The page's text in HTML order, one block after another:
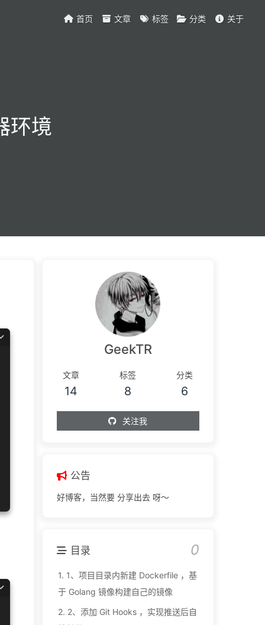
首页 文章 标签 分类 关于
环境
GeekTR
文章
14
标签
8
分类
6
关注我
公告
好博客，当然要 分享出去 呀～
目录 0
1. 1、项目目录内新建 Dockerfile ，基
于 Golang 镜像构建自己的镜像
2. 2、添加 Git Hooks ，实现推送后自